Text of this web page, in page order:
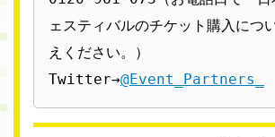
ェスティバルのチケット購入につ
えください。）
Twitter→@Event_Partners_